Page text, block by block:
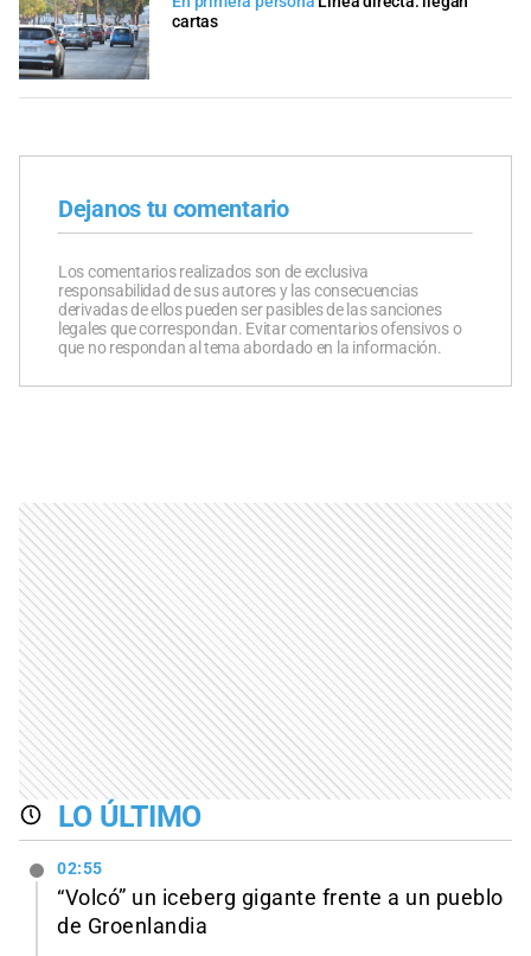
cartas
Dejanos tu comentario
Los comentarios realizados son de exclusiva
responsabilidad de sus autores y las consecuencias
derivadas de ellos pueden ser pasibles de las sanciones
legales que correspondan. Evitar comentarios ofensivos o
que no respondan al tema abordado en la información.
LO ÚLTIMO
02:55
“Volcó” un iceberg gigante frente a un pueblo
de Groenlandia